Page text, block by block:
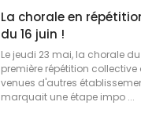
La chorale en
du 16 juin !
Le jeudi 23 mai, la chorale
première répétition
venues d'autres
marquait une étape impo ...